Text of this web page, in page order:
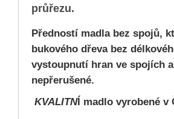
průřezu.
Předností madla bez spojů,
bukového dřeva bez
vystoupnutí hran ve spojích
nepřerušené.
KVALITNÍ madlovyrobené v